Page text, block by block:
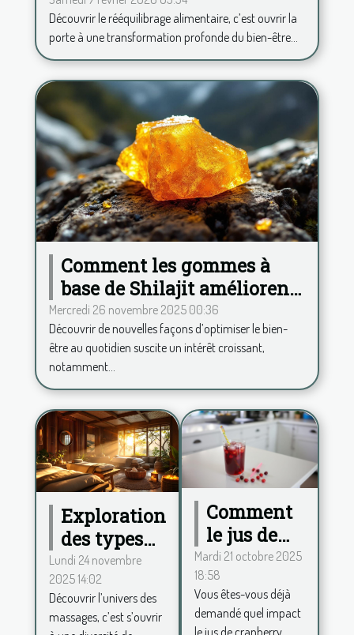
Découvrir le rééquilibrage alimentaire, c’est ouvrir la
porte à une transformation profonde du bien-être...
Comment les gommes à
base de Shilajit améliorent-
elles votre quotidien ?
Mercredi 26 novembre 2025 00:36
Découvrir de nouvelles façons d’optimiser le bien-
être au quotidien suscite un intérêt croissant,
notamment...
Exploration
des types
de
massages
et leurs
impacts sur
Lundi 24 novembre
2025 14:02
Découvrir l’univers des
massages, c’est s’ouvrir
Comment
le jus de
cranberry
influence-
t-il la
santé
Mardi 21 octobre 2025
18:58
Vous êtes-vous déjà
demandé quel impact